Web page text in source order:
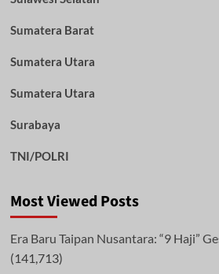
Sumatera Barat
Sumatera Utara
Sumatera Utara
Surabaya
TNI/POLRI
Most Viewed Posts
Era Baru Taipan Nusantara: “9 Haji”
(141,713)